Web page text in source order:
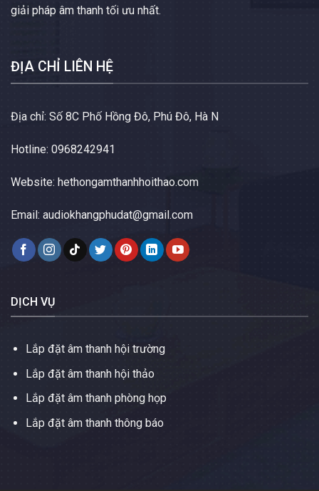
giải pháp âm thanh tối ưu nhất.
ĐỊA CHỈ LIÊN HỆ
Địa chỉ: Số 8C Phố Hồng Đô, Phú Đô, Hà N
Hotline: 0968242941
Website: hethongamthanhhoithao.com
Email: audiokhangphudat@gmail.com
DỊCH VỤ
Lắp đặt âm thanh hội trường
Lắp đặt âm thanh hội thảo
Lắp đặt âm thanh phòng họp
Lắp đặt âm thanh thông báo